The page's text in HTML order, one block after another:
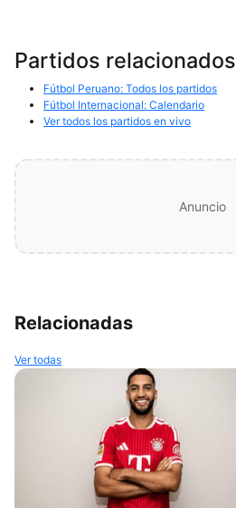
Partidos relacionados
Fútbol Peruano: Todos los partidos
Fútbol Internacional: Calendario
Ver todos los partidos en vivo
Anuncio
Relacionadas
Ver todas